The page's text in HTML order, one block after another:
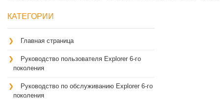
КАТЕГОРИИ
Главная страница
Руководство пользователя Explorer 6-го
поколения
Руководство по обслуживанию Explorer 6-го
поколения